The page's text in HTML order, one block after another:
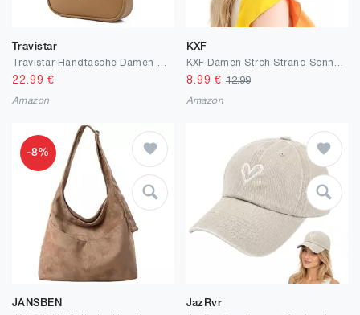
Travistar
22.99 €
Amazon
KXF
8.99 € 12.99
Amazon
-8%
JANSBEN
JazRvr